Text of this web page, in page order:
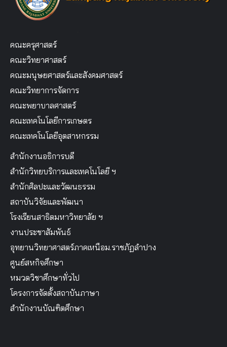
คณะครุศาสตร์
คณะวิทยาศาสตร์
คณะมนุษยศาสตร์และสังคมศาสตร์
คณะวิทยาการจัดการ
คณะพยาบาลศาสตร์
คณะเทคโนโลยีการเกษตร
คณะเทคโนโลยีอุตสาหกรรม
สำนักงานอธิการบดี
สำนักวิทยบริการและเทคโนโลยี ฯ
สำนักศิลปะและวัฒนธรรม
สถาบันวิจัยและพัฒนา
โรงเรียนสาธิตมหาวิทยาลัย ฯ
งานประชาสัมพันธ์
อุทยานวิทยาศาสตร์ภาคเหนือม.ราชภัฏลำปาง
ศูนย์สหกิจศึกษา
หมวดวิชาศึกษาทั่วไป
โครงการจัดตั้งสถาบันภาษา
สำนักงานบัณฑิตศึกษา